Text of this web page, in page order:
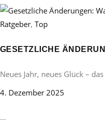
Ratgeber, Top
GESETZLICHE
Neues Jahr, neues Glück –
4. Dezember 2025